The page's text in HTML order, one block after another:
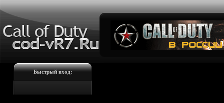
Быстрый вход: